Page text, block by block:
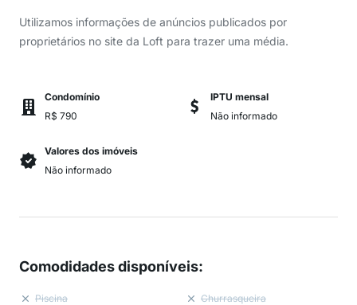
Utilizamos informações de anúncios publicados por
proprietários no site da Loft para trazer uma média.
Condomínio
R$ 790
IPTU mensal
Não informado
Valores dos imóveis
Não informado
Comodidades disponíveis:
Piscina Churrasqueira